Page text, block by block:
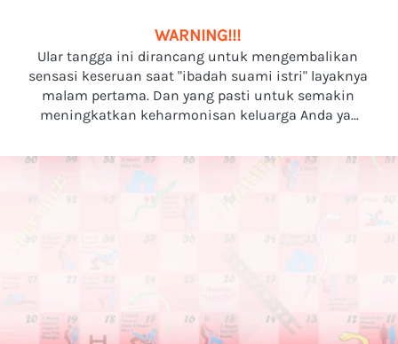
WARNING!!!
Ular tangga ini dirancang untuk mengembalikan
sensasi keseruan saat "ibadah suami istri" layaknya
malam pertama. Dan yang pasti untuk semakin
meningkatkan keharmonisan keluarga Anda ya...